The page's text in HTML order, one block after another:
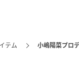
テム 小嶋陽菜プロ